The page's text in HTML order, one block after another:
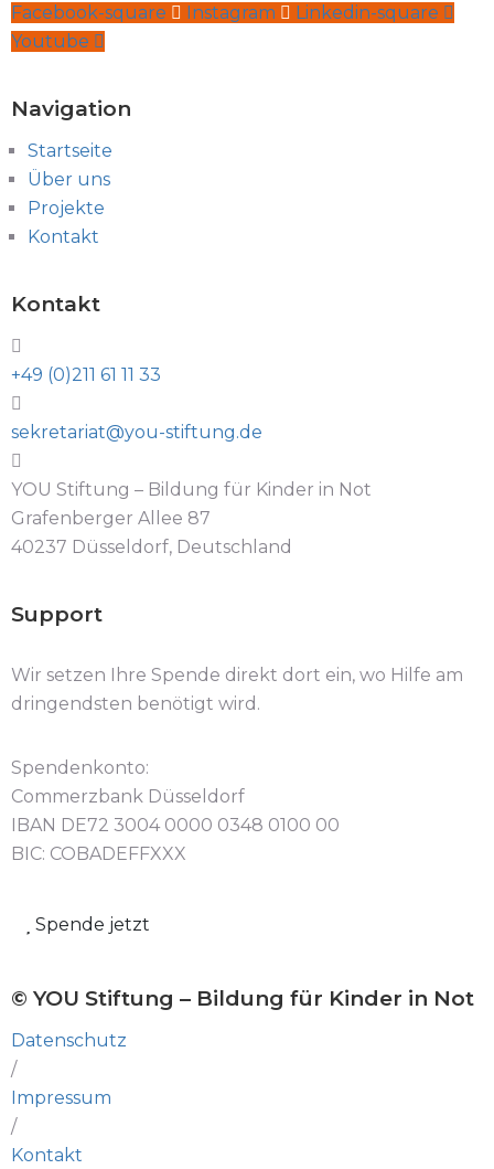
Facebook-square Instagram
Linkedin-square
Youtube
Navigation
Startseite
Über uns
Projekte
Kontakt
Kontakt
+49 (0)211 61 11 33
sekretariat@you-stiftung.de
YOU Stiftung – Bildung für Kinder in Not
Grafenberger Allee 87
40237 Düsseldorf, Deutschland
Support
Wir setzen Ihre Spende direkt dort ein, wo Hilfe am
dringendsten benötigt wird.
Spendenkonto:
Commerzbank Düsseldorf
IBAN DE72 3004 0000 0348 0100 00
BIC: COBADEFFXXX
Spende jetzt
© YOU Stiftung – Bildung für Kinder in Not
Datenschutz
/
Impressum
/
Kontakt